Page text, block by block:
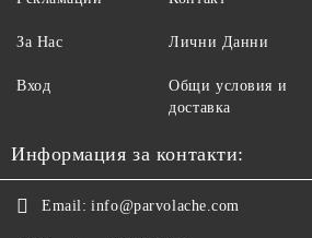
За Нас
Вход
Лични Данни
Общи условия и
доставка
Информация за контакти:
Email: info@parvolache.com